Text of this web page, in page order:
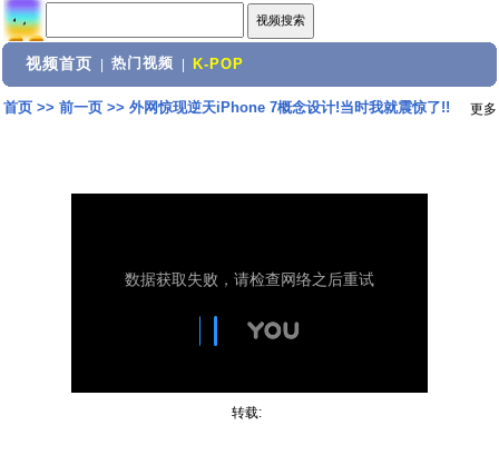
视频首页 热门视频 K-POP
首页>> 前一页>> 外网惊现逆天iPhone 7概念设计!当时我就震惊了!! 更多
转载: